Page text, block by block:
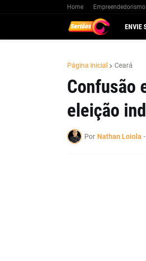
Home
ENVIE
Página inicial Ceará
Confusão
eleição
Por Nathan Loiola -